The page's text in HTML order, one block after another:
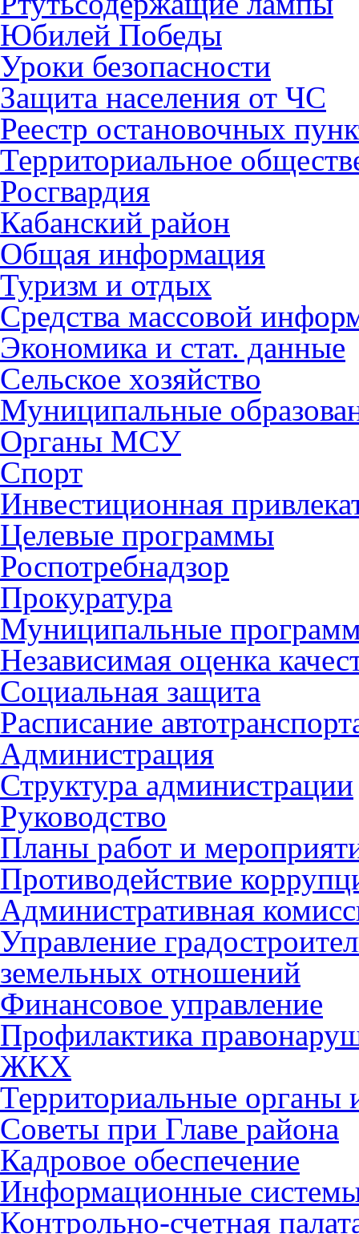
Юбилей Победы
Уроки безопасности
Защита населения от ЧС
Реестр остановочных
Территориальное
Росгвардия
Кабанский район
Общая информация
Туризм и отдых
Средства массовой
Экономика и стат. данные
Сельское хозяйство
Муниципальные
Органы МСУ
Спорт
Инвестиционная
Целевые программы
Роспотребнадзор
Прокуратура
Муниципальные
Независимая оценка
Социальная защита
Расписание
Администрация
Структура администрации
Руководство
Планы работ и
Противодействие
Административная
Управление
земельных отношений
Финансовое управление
Профилактика
ЖКХ
Территориальные органы
Советы при Главе района
Кадровое обеспечение
Информационные
Контрольно-счетная